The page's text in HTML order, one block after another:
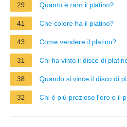
29 Quanto è raro il platino?
41 Che colore ha il platino?
43 Come vendere il platino?
31 Chi ha vinto il disco di
38 Quando si vince il disco di
32 Chi è più prezioso l'oro o il